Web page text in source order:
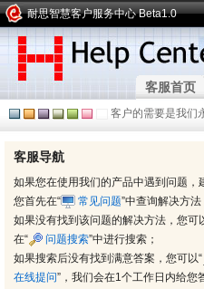
耐思智慧客户服务中心 Beta1.0
客服首页
客户的需要是我们
客服导航
如果您在使用我们的产品中遇到问题，
您首先在“
常见问题”中查询解决方法
如果没有找到该问题的解决方法，您可
在“
问题搜索”中进行搜索；
如果搜索后没有找到满意答案，您可以“
在线提问”，我们会在1个工作日内给您